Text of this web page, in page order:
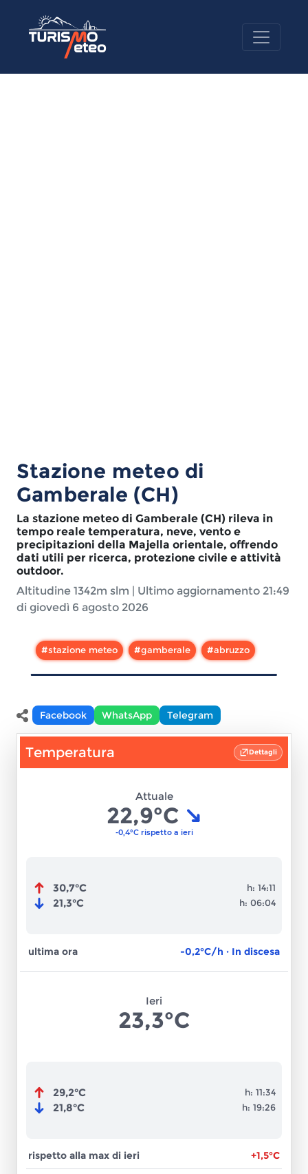
Stazione meteo di
Gamberale (CH)
La stazione meteo di Gamberale (CH) rileva in
tempo reale temperatura, neve, vento e
precipitazioni della Majella orientale, offrendo
dati utili per ricerca, protezione civile e attività
outdoor.
Altitudine 1342m slm | Ultimo aggiornamento 21:49
di giovedì 6 agosto 2026
#stazione meteo #gamberale #abruzzo
Condividi
Facebook WhatsApp Telegram
Temperatura Dettagli
Attuale
22,9°C
-0,4°C rispetto a ieri
30,7°C h: 14:11
21,3°C h: 06:04
ultima ora -0,2°C/h · In discesa
Ieri
23,3°C
29,2°C h: 11:34
21,8°C h: 19:26
rispetto alla max di ieri +1,5°C